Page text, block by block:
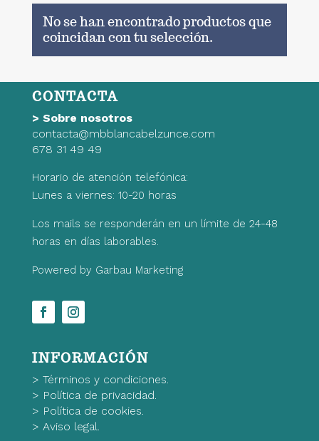
No se han encontrado productos que
coincidan con tu selección.
CONTACTA
> Sobre nosotros
contacta@mbblancabelzunce.com
678 31 49 49
Horario de atención telefónica:
Lunes a viernes: 10-20 horas
Los mails se responderán en un límite de 24-48
horas en días laborables.
Powered by Garbau Marketing
INFORMACIÓN
> Términos y condiciones.
> Política de privacidad.
> Política de cookies.
> Aviso legal.